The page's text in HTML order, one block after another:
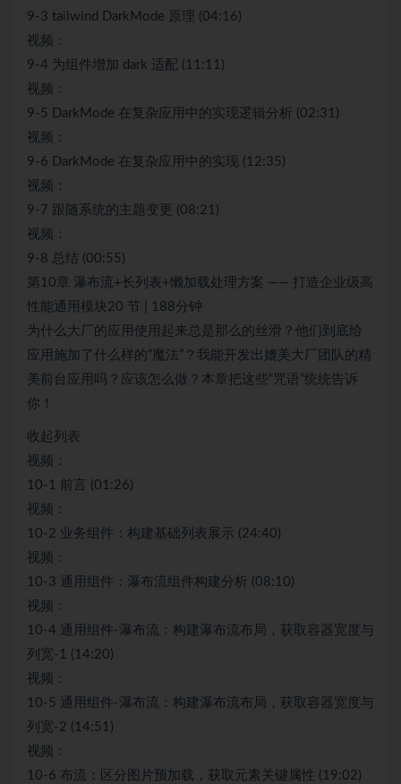
9-3 tailwind DarkMode 原理 (04:16)
视频：
9-4 为组件增加 dark 适配 (11:11)
视频：
9-5 DarkMode 在复杂应用中的实现逻辑分析 (02:31)
视频：
9-6 DarkMode 在复杂应用中的实现 (12:35)
视频：
9-7 跟随系统的主题变更 (08:21)
视频：
9-8 总结 (00:55)
第10章 瀑布流+长列表+懒加载处理方案 —— 打造企业级高
性能通用模块20 节 | 188分钟
为什么大厂的应用使用起来总是那么的丝滑？他们到底给
应用施加了什么样的“魔法”？我能开发出媲美大厂团队的精
美前台应用吗？应该怎么做？本章把这些“咒语”统统告诉
你！
收起列表
视频：
10-1 前言 (01:26)
视频：
10-2 业务组件：构建基础列表展示 (24:40)
视频：
10-3 通用组件：瀑布流组件构建分析 (08:10)
视频：
10-4 通用组件-瀑布流：构建瀑布流布局，获取容器宽度与
列宽-1 (14:20)
视频：
10-5 通用组件-瀑布流：构建瀑布流布局，获取容器宽度与
列宽-2 (14:51)
视频：
10-6 布流：区分图片预加载，获取元素关键属性 (19:02)